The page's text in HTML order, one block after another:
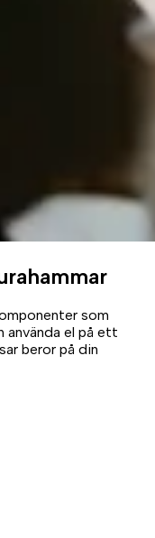
som
använda el på ett
beror på din